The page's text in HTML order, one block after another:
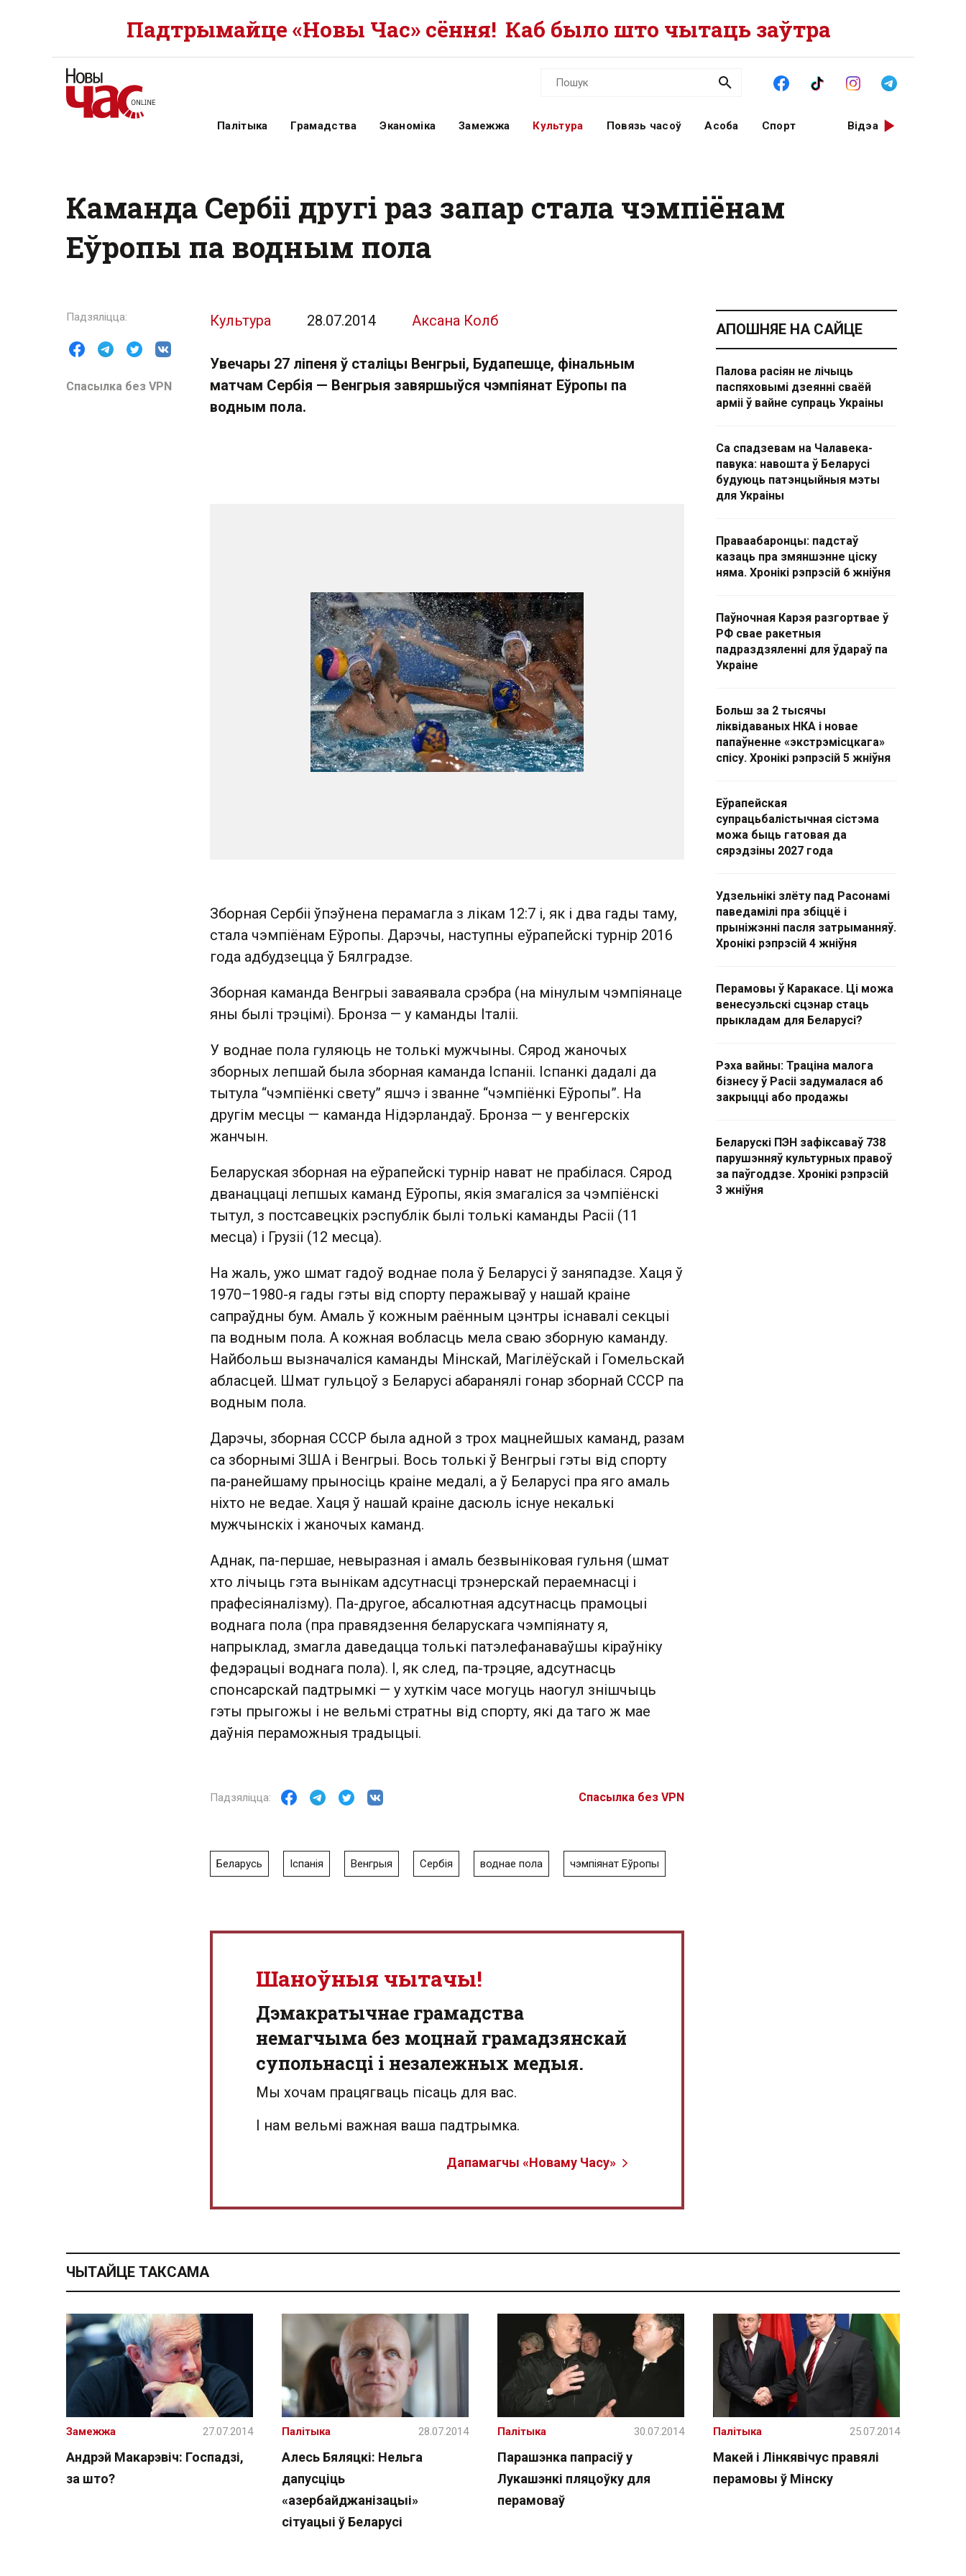
Падтрымайце «Новы Час» сёння! Каб было што чытаць заўтра
Палітыка Грамадства Эканоміка Замежжа Культура Повязь часоў Асоба Спорт Відэа
Каманда Сербіі другі раз запар стала чэмпіёнам
Еўропы па водным пола
Спасылка без VPN
Культура 28.07.2014 Аксана Колб
Увечары 27 ліпеня ў сталіцы Венгрыі, Будапешце, фінальным
матчам Сербія — Венгрыя завяршыўся чэмпіянат Еўропы па
водным пола.
Зборная Сербіі ўпэўнена перамагла з лікам 12:7 і, як і два гады таму,
стала чэмпіёнам Еўропы. Дарэчы, наступны еўрапейскі турнір 2016
года адбудзецца ў Бялградзе.
Зборная каманда Венгрыі заваявала срэбра (на мінулым чэмпіянаце
яны былі трэцімі). Бронза — у каманды Італіі.
У воднае пола гуляюць не толькі мужчыны. Сярод жаночых
зборных лепшай была зборная каманда Іспаніі. Іспанкі дадалі да
тытула “чэмпіёнкі свету” яшчэ і званне “чэмпіёнкі Еўропы”. На
другім месцы — каманда Нідэрландаў. Бронза — у венгерскіх
жанчын.
Беларуская зборная на еўрапейскі турнір нават не прабілася. Сярод
дванаццаці лепшых каманд Еўропы, якія змагаліся за чэмпіёнскі
тытул, з постсавецкіх рэспублік былі толькі каманды Расіі (11
месца) і Грузіі (12 месца).
На жаль, ужо шмат гадоў воднае пола ў Беларусі ў заняпадзе. Хаця ў
1970–1980-я гады гэты від спорту перажываў у нашай краіне
сапраўдны бум. Амаль ў кожным раённым цэнтры існавалі секцыі
па водным пола. А кожная вобласць мела сваю зборную каманду.
Найбольш вызначаліся каманды Мінскай, Магілёўскай і Гомельскай
абласцей. Шмат гульцоў з Беларусі абаранялі гонар зборнай СССР па
водным пола.
Дарэчы, зборная СССР была адной з трох мацнейшых каманд, разам
са зборнымі ЗША і Венгрыі. Вось толькі ў Венгрыі гэты від спорту
па-ранейшаму прыносіць краіне медалі, а ў Беларусі пра яго амаль
ніхто не ведае. Хаця ў нашай краіне дасюль існуе некалькі
мужчынскіх і жаночых каманд.
Аднак, па-першае, невыразная і амаль безвыніковая гульня (шмат
хто лічыць гэта вынікам адсутнасці трэнерскай пераемнасці і
прафесіяналізму). Па-другое, абсалютная адсутнасць прамоцыі
воднага пола (пра правядзення беларускага чэмпіянату я,
напрыклад, змагла даведацца толькі патэлефанаваўшы кіраўніку
федэрацыі воднага пола). І, як след, па-трэцяе, адсутнасць
спонсарскай падтрымкі — у хуткім часе могуць наогул знішчыць
гэты прыгожы і не вельмі стратны від спорту, які да таго ж мае
даўнія пераможныя традыцыі.
Спасылка без VPN
Беларусь Іспанія Венгрыя Сербія воднае пола чэмпіянат Еўропы
Шаноўныя чытачы!
Дэмакратычнае грамадства
немагчыма без моцнай грамадзянскай
супольнасці і незалежных медыя.
Мы хочам працягваць пісаць для вас.
І нам вельмі важная ваша падтрымка.
Дапамагчы «Новаму Часу»
АПОШНЯЕ НА САЙЦЕ
Палова расіян не лічыць
паспяховымі дзеянні сваёй
арміі ў вайне супраць Украіны
Са спадзевам на Чалавека-
павука: навошта ў Беларусі
будуюць патэнцыйныя мэты
для Украіны
Праваабаронцы: падстаў
казаць пра змяншэнне ціску
няма. Хронікі рэпрэсій 6 жніўня
Паўночная Карэя разгортвае ў
РФ свае ракетныя
падраздзяленні для ўдараў па
Украіне
Больш за 2 тысячы
ліквідаваных НКА і новае
папаўненне «экстрэмісцкага»
спісу. Хронікі рэпрэсій 5 жніўня
Еўрапейская
супрацьбалістычная сістэма
можа быць гатовая да
сярэдзіны 2027 года
Удзельнікі злёту пад Расонамі
паведамілі пра збіццё і
прыніжэнні пасля затрыманняў.
Хронікі рэпрэсій 4 жніўня
Перамовы ў Каракасе. Ці можа
венесуэльскі сцэнар стаць
прыкладам для Беларусі?
Рэха вайны: Траціна малога
бізнесу ў Расіі задумалася аб
закрыцці або продажы
Беларускі ПЭН зафіксаваў 738
парушэнняў культурных правоў
за паўгоддзе. Хронікі рэпрэсій
3 жніўня
ЧЫТАЙЦЕ ТАКСАМА
Андрэй Макарэвіч: Госпадзі,
за што?
Замежжа 27.07.2014
Алесь Бяляцкі: Нельга
дапусціць
«азербайджанізацыі»
сітуацыі ў Беларусі
Палітыка 28.07.2014
Парашэнка папрасіў у
Лукашэнкі пляцоўку для
перамоваў
Палітыка 30.07.2014
Макей і Лінкявічус правялі
перамовы ў Мінску
Палітыка 25.07.2014